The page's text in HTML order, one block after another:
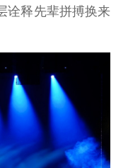
诠释先辈拼搏换来